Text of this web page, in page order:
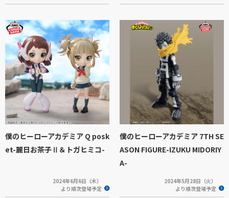
僕のヒーローアカデミア Q posk
et-麗日お茶子Ⅱ＆トガヒミコ-
2024年6月6日（木）
より順次登場予定
僕のヒーローアカデミア 7TH SE
ASON FIGURE-IZUKU MIDORIY
A-
2024年5月28日（火）
より順次登場予定